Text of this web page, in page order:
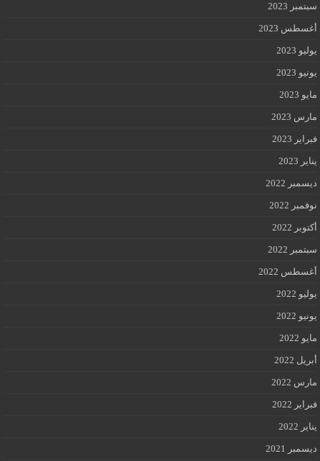
سبتمبر 2023
أغسطس 2023
يوليو 2023
يونيو 2023
مايو 2023
مارس 2023
فبراير 2023
يناير 2023
ديسمبر 2022
نوفمبر 2022
أكتوبر 2022
سبتمبر 2022
أغسطس 2022
يوليو 2022
يونيو 2022
مايو 2022
أبريل 2022
مارس 2022
فبراير 2022
يناير 2022
ديسمبر 2021